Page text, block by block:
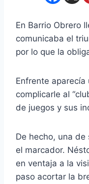
En Barrio Obrero
comunicaba el
por lo que la
Enfrente
complicarle al
de juegos y sus
De hecho, una
el marcador.
en ventaja a la
paso acortar la